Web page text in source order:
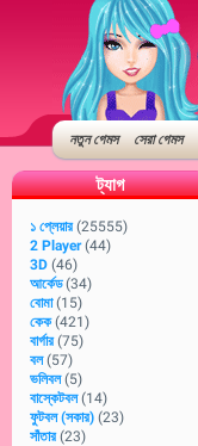
নতুন গেমস সেরা গেমস
ট্যাগ
১ প্লেয়ার (25555)
2 Player (44)
3D (46)
আর্কেড (34)
বোমা (15)
কেক (421)
বার্গার (75)
বল (57)
ভলিবল (5)
বাস্কেটবল (14)
ফুটবল (সকার) (23)
সাঁতার (23)